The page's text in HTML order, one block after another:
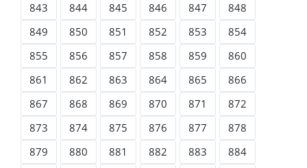
843
844 845 846 847
848
849
850 851 852 853
854
855
856 857 858 859
860
861
862 863 864 865
866
867
868 869 870 871
872
873
874 875 876 877
878
879
880 881 882 883
884